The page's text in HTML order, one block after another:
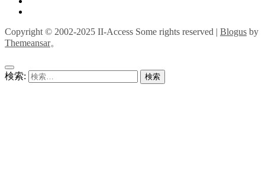
Copyright © 2002-2025 II-Access Some rights reserved | Blogus by
Themeansar。
検索: